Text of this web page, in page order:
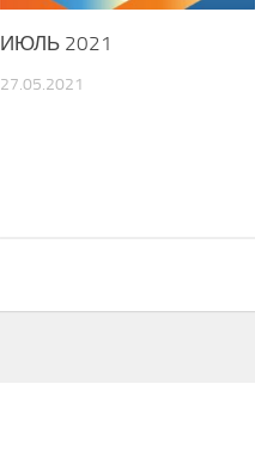
ИЮЛЬ 2021
27.05.2021